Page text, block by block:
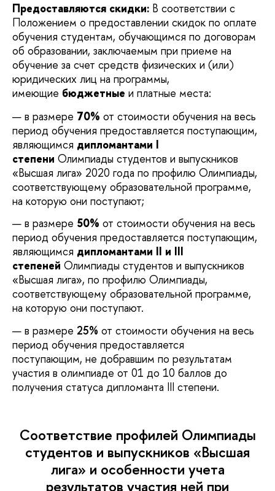
Предоставляются скидки: В соответствии с
Положением о предоставлении скидок по оплате
обучения студентам, обучающимся по договорам
об образовании, заключаемым при приеме на
обучение за счет средств физических и (или)
юридических лиц на программы,
имеющие бюджетные и платные места:
в размере 70% от стоимости обучения на весь
период обучения предоставляется поступающим,
являющимся дипломантами I
степени Олимпиады студентов и выпускников
«Высшая лига» 2020 года по профилю Олимпиады,
соответствующему образовательной программе,
на которую они поступают;
в размере 50% от стоимости обучения на весь
период обучения предоставляется поступающим,
являющимся дипломантами II и III
степеней Олимпиады студентов и выпускников
«Высшая лига», по профилю Олимпиады,
соответствующему образовательной программе,
на которую они поступают.
в размере 25% от стоимости обучения на весь
период обучения предоставляется
поступающим, не добравшим по результатам
участия в олимпиаде от 01 до 10 баллов до
получения статуса дипломанта III степени.
Соответствие профилей Олимпиады
студентов и выпускников «Высшая
лига» и особенности учета
результатов участия ней при